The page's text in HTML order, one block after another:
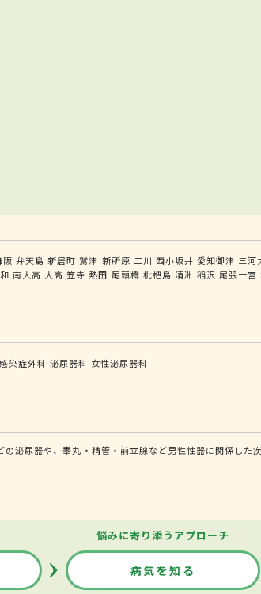
阪 弁天島 新居町 鷲津 新所原 二川 西小坂井 愛知御津 三河
南大高 大高 笠寺 熱田 尾頭橋 枇杷島 清洲 稲沢 尾張一宮
染症外科 泌尿器科 女性泌尿器科
泌尿器や、睾丸・精管・前立腺など男性性器に関係した
悩みに寄り添うアプローチ
病気を知る